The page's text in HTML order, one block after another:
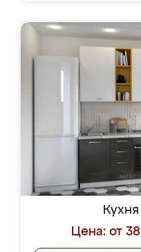
Цена: от